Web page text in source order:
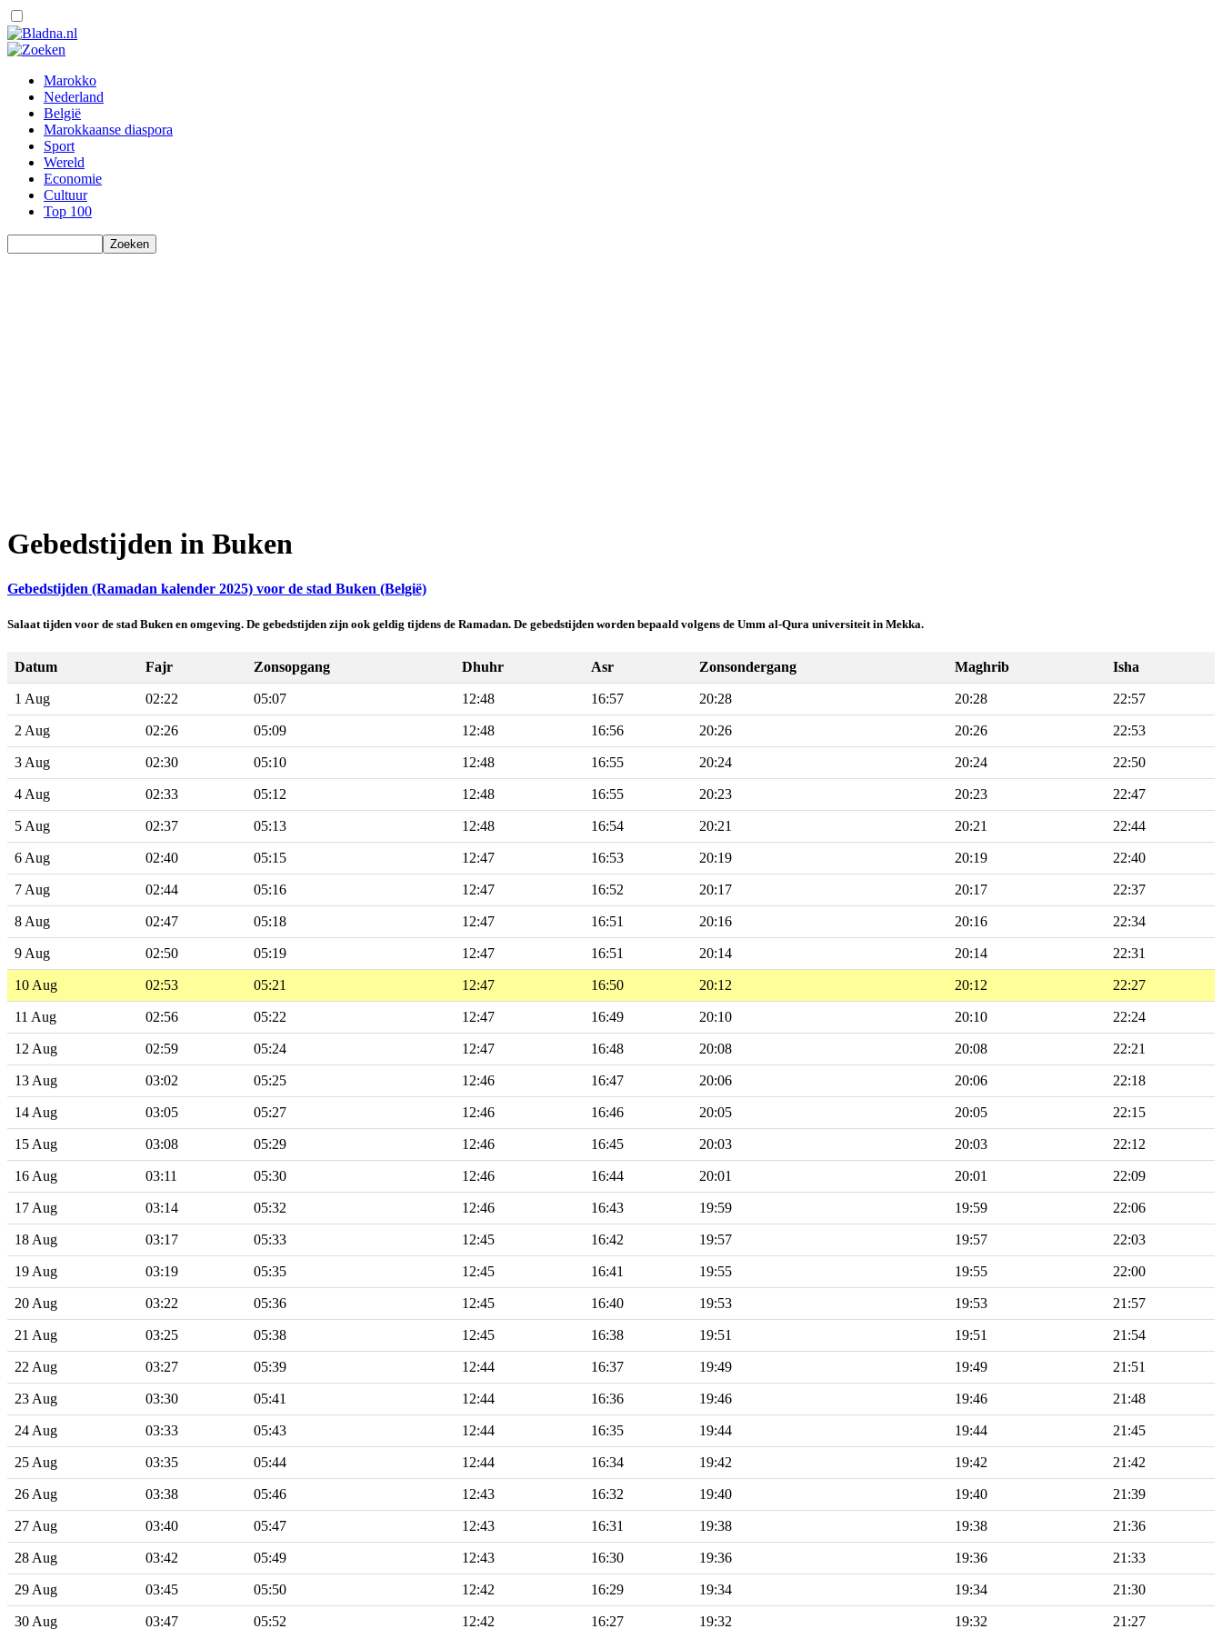
Marokko
Nederland
België
Marokkaanse diaspora
Sport
Wereld
Economie
Cultuur
Top 100
Gebedstijden in Buken
Gebedstijden (Ramadan kalender 2025) voor de stad Buken (België)
Salaat tijden voor de stad Buken en omgeving. De gebedstijden zijn ook geldig tijdens de Ramadan. De gebedstijden worden bepaald volgens de Umm al-Qura universiteit in Mekka.
Datum Fajr Zonsopgang Dhuhr Asr Zonsondergang Maghrib Isha
1 Aug 02:22 05:07 12:48 16:57 20:28 20:28 22:57
2 Aug 02:26 05:09 12:48 16:56 20:26 20:26 22:53
3 Aug 02:30 05:10 12:48 16:55 20:24 20:24 22:50
4 Aug 02:33 05:12 12:48 16:55 20:23 20:23 22:47
5 Aug 02:37 05:13 12:48 16:54 20:21 20:21 22:44
6 Aug 02:40 05:15 12:47 16:53 20:19 20:19 22:40
7 Aug 02:44 05:16 12:47 16:52 20:17 20:17 22:37
8 Aug 02:47 05:18 12:47 16:51 20:16 20:16 22:34
9 Aug 02:50 05:19 12:47 16:51 20:14 20:14 22:31
10 Aug 02:53 05:21 12:47 16:50 20:12 20:12 22:27
11 Aug 02:56 05:22 12:47 16:49 20:10 20:10 22:24
12 Aug 02:59 05:24 12:47 16:48 20:08 20:08 22:21
13 Aug 03:02 05:25 12:46 16:47 20:06 20:06 22:18
14 Aug 03:05 05:27 12:46 16:46 20:05 20:05 22:15
15 Aug 03:08 05:29 12:46 16:45 20:03 20:03 22:12
16 Aug 03:11 05:30 12:46 16:44 20:01 20:01 22:09
17 Aug 03:14 05:32 12:46 16:43 19:59 19:59 22:06
18 Aug 03:17 05:33 12:45 16:42 19:57 19:57 22:03
19 Aug 03:19 05:35 12:45 16:41 19:55 19:55 22:00
20 Aug 03:22 05:36 12:45 16:40 19:53 19:53 21:57
21 Aug 03:25 05:38 12:45 16:38 19:51 19:51 21:54
22 Aug 03:27 05:39 12:44 16:37 19:49 19:49 21:51
23 Aug 03:30 05:41 12:44 16:36 19:46 19:46 21:48
24 Aug 03:33 05:43 12:44 16:35 19:44 19:44 21:45
25 Aug 03:35 05:44 12:44 16:34 19:42 19:42 21:42
26 Aug 03:38 05:46 12:43 16:32 19:40 19:40 21:39
27 Aug 03:40 05:47 12:43 16:31 19:38 19:38 21:36
28 Aug 03:42 05:49 12:43 16:30 19:36 19:36 21:33
29 Aug 03:45 05:50 12:42 16:29 19:34 19:34 21:30
30 Aug 03:47 05:52 12:42 16:27 19:32 19:32 21:27